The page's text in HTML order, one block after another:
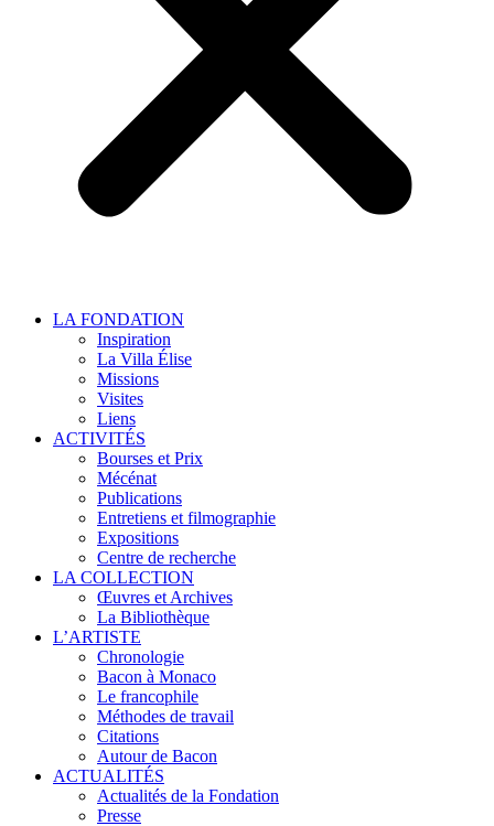
LA FONDATION
Inspiration
La Villa Élise
Missions
Visites
Liens
ACTIVITÉS
Bourses et Prix
Mécénat
Publications
Entretiens et filmographie
Expositions
Centre de recherche
LA COLLECTION
Œuvres et Archives
La Bibliothèque
L’ARTISTE
Chronologie
Bacon à Monaco
Le francophile
Méthodes de travail
Citations
Autour de Bacon
ACTUALITÉS
Actualités de la Fondation
Presse